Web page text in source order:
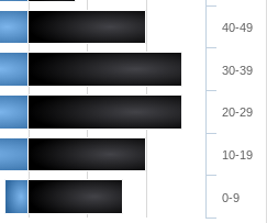
0-9
10-19
20-29
30-39
40-49